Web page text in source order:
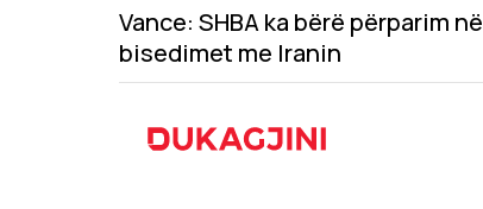
Vance: SHBA ka bërë përparim në
bisedimet me Iranin